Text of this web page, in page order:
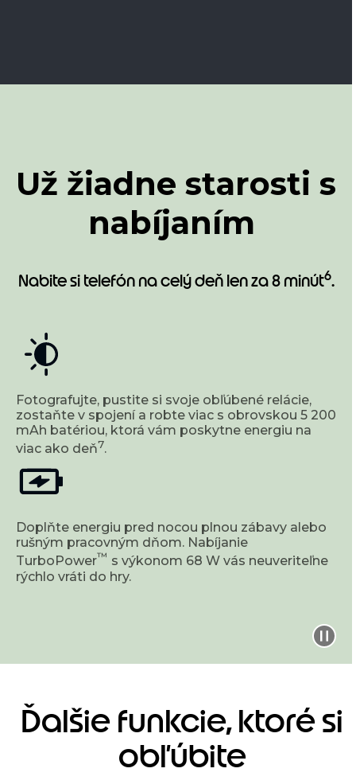
Už žiadne starosti s
nabíjaním
Nabite si telefón na celý deň len za 8 minút6.
Fotografujte, pustite si svoje obľúbené relácie,
zostaňte v spojení a robte viac s obrovskou 5 200
mAh batériou, ktorá vám poskytne energiu na
viac ako deň7.
Doplňte energiu pred nocou plnou zábavy alebo
rušným pracovným dňom. Nabíjanie
TurboPower™ s výkonom 68 W vás neuveriteľne
rýchlo vráti do hry.
Ďalšie funkcie, ktoré si
obľúbite